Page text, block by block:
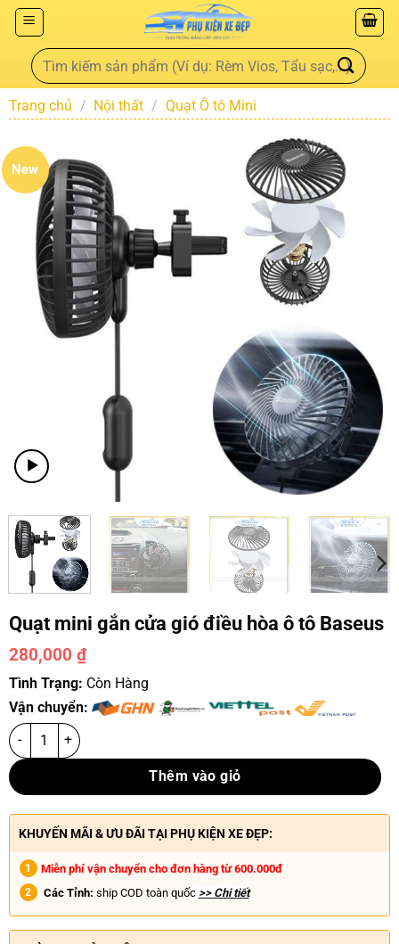
Trang chủ / Nội thất / Quạt Ô tô Mini
New
Quạt mini gắn cửa gió điều hòa ô tô Baseus
280,000 ₫
Tình Trạng: Còn Hàng
Vận chuyển:
Thêm vào giỏ
KHUYẾN MÃI & ƯU ĐÃI TẠI PHỤ KIỆN XE ĐẸP:
Miễn phí vận chuyển cho đơn hàng từ 600.000đ
Các Tỉnh: ship COD toàn quốc >> Chi tiết